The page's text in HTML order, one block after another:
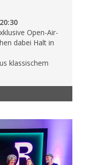
Open-Air-
dabei Halt in
klassischem